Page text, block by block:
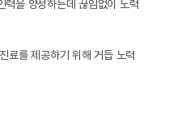
력을 양성하는데 끊임없이 노력
료를 제공하기 위해 거듭 노력